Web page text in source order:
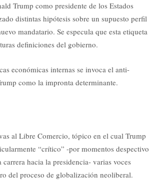
Trump como presidente de los Estados
distintas hipótesis sobre un supuesto perfil
mandatario. Se especula que esta etiqueta
definiciones del gobierno.
económicas internas se invoca el anti-
como la impronta determinante.
al Libre Comercio, tópico en el cual Trump
“crítico” -por momentos despectivo
carrera hacia la presidencia- varias voces
del proceso de globalización neoliberal.